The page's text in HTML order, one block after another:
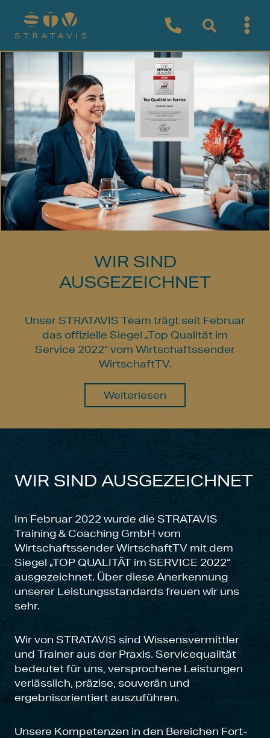
WIR SIND
AUSGEZEICHNET
Unser STRATAVIS Team trägt seit Februar
das offizielle Siegel „Top Qualität im
Service 2022“ vom Wirtschaftssender
WirtschaftTV.
Weiterlesen
WIR SIND AUSGEZEICHNET
Im Februar 2022 wurde die STRATAVIS
Training & Coaching GmbH vom
Wirtschaftssender WirtschaftTV mit dem
Siegel „TOP QUALITÄT im SERVICE 2022“
ausgezeichnet. Über diese Anerkennung
unserer Leistungsstandards freuen wir uns
sehr.
Wir von STRATAVIS sind Wissensvermittler
und Trainer aus der Praxis. Servicequalität
bedeutet für uns, versprochene Leistungen
verlässlich, präzise, souverän und
ergebnisorientiert auszuführen.
Unsere Kompetenzen in den Bereichen Fort-